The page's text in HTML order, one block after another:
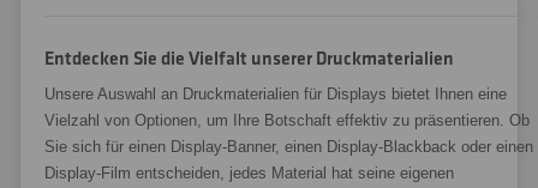
Entdecken Sie die Vielfalt unserer Druckmaterialien
Unsere Auswahl an Druckmaterialien für Displays bietet Ihnen eine
Vielzahl von Optionen, um Ihre Botschaft effektiv zu präsentieren. Ob
Sie sich für einen Display-Banner, einen Display-Blackback oder einen
Display-Film entscheiden, jedes Material hat seine eigenen